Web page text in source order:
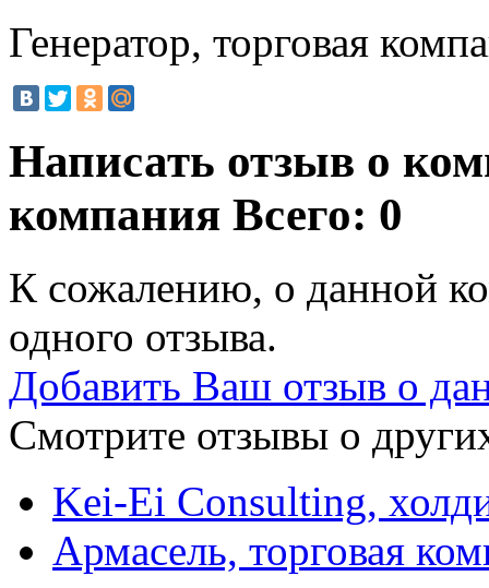
Генератор, торговая
Написать отзыв о
компания Всего: 0
К сожалению, о данной
одного отзыва.
Добавить Ваш отзыв о
Смотрите отзывы о
Kei-Ei Consulting,
Армасель, торговая